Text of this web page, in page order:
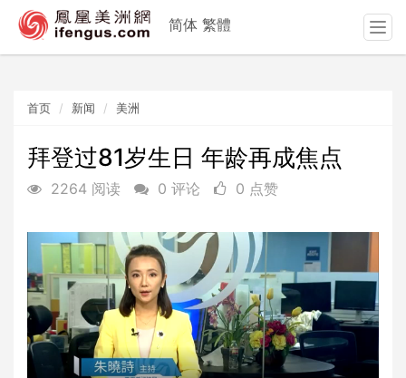
首页 新闻 美洲
拜登过81岁生日 年龄再成焦点
2264 阅读 0 评论 0 点赞
简体 繁體
T
o
g
t
o
n